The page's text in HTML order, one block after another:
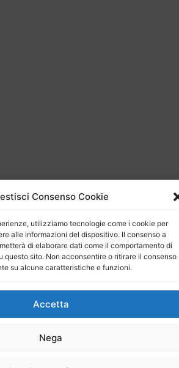
Consenso Cookie
utilizziamo tecnologie come i cookie per
alle informazioni del dispositivo. Il consenso a
di elaborare dati come il comportamento di
questo sito. Non acconsentire o ritirare il consenso
su alcune caratteristiche e funzioni.
Accetta
Nega